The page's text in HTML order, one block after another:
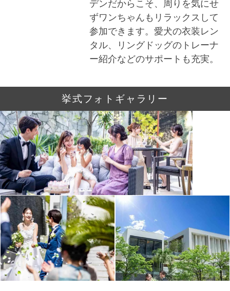
デンだからこそ、周りを気にせ
ずワンちゃんもリラックスして
参加できます。愛犬の衣装レン
タル、リングドッグのトレーナ
ー紹介などのサポートも充実。
挙式フォトギャラリー